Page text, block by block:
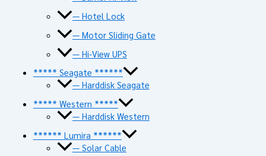
— Hotel Lock
— Motor Sliding Gate
— Hi-View UPS
***** Seagate ******
— Harddisk Seagate
***** Western *****
— Harddisk Western
****** Lumira ******
— Solar Cable